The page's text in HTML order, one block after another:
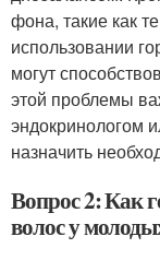
фона, такие как
использовании
могут
этой проблемы
эндокринологом
назначить
Вопрос 2: Как
волос у